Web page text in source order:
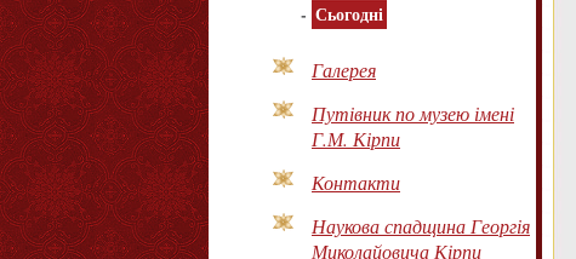
- Сьогодні
Галерея
Путівник по музею імені
Г.М. Кірпи
Контакти
Наукова спадщина Георгія
Миколайовича Кірпи